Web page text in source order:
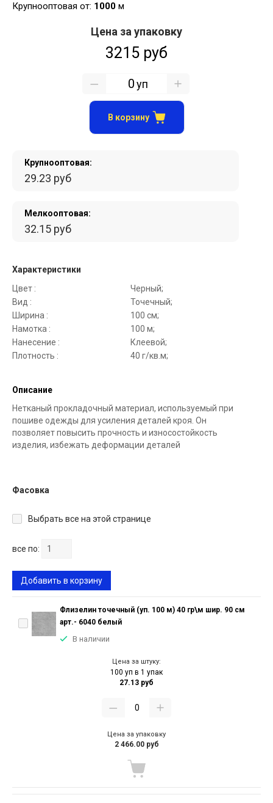
Крупнооптовая от: 1000 м
Крупнооптовая:
29.23 руб
Мелкооптовая:
32.15 руб
Характеристики
Цвет :
Черный;
Вид :
Точечный;
Ширина :
100 см;
Намотка :
100 м;
Нанесение :
Клеевой;
Плотность :
40 г/кв.м;
Описание
Нетканый прокладочный материал, используемый при
пошиве одежды для усиления деталей кроя. Он
позволяет повысить прочность и износостойкость
изделия, избежать деформации деталей
Цена за упаковку
3215 руб
уп
В корзину
Фасовка
Выбрать все на этой странице
все по:
Добавить в корзину
Флизелин точечный (уп. 100 м) 40 гр\м шир. 90 см
арт.- 6040 белый
В наличии
Цена за штуку:
100 уп в 1 упак
27.13 руб
Цена за упаковку
2 466.00 руб